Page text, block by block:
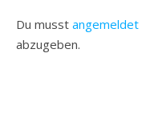
Du musst angemeldet
abzugeben.